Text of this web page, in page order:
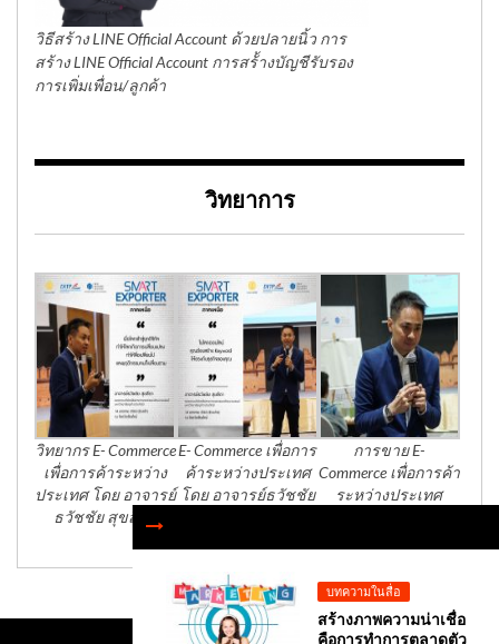
บทความในสื่อ
สร้างภาพความน่าเชื่อ
คือการทำการตลาดตัว
วิธีสร้าง LINE Official Account ด้วยปลายนิ้ว การ
สร้าง LINE Official Account การสร้้างบัญชีรับรอง
การเพิ่มเพื่อน/ลูกค้า
วิทยาการ
วิทยากร E- Commerce
เพื่อการค้าระหว่าง
ประเทศ โดย อาจารย์
ธวัชชัย สุขสีดา
E- Commerce เพื่อการ
ค้าระหว่างประเทศ
โดย อาจารย์ธวัชชัย
การขาย E-
Commerce เพื่อการค้า
ระหว่างประเทศ